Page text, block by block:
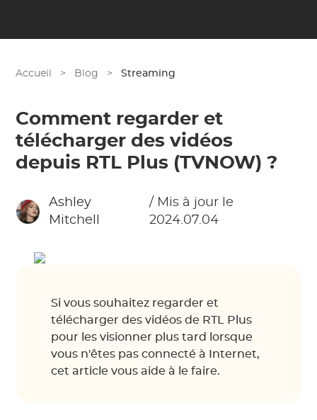
Accueil > Blog > Streaming
Comment regarder et
télécharger des vidéos
depuis RTL Plus (TVNOW) ?
Ashley
Mitchell
/ Mis à jour le
2024.07.04
Si vous souhaitez regarder et
télécharger des vidéos de RTL Plus
pour les visionner plus tard lorsque
vous n'êtes pas connecté à Internet,
cet article vous aide à le faire.